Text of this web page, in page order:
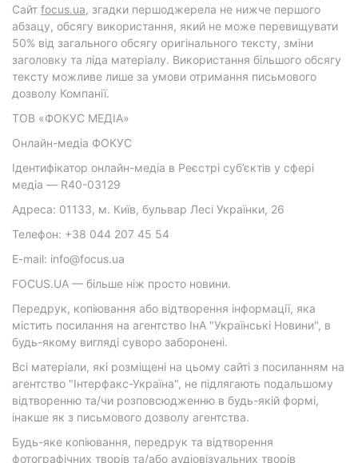
Cайт focus.ua, згадки першоджерела не нижче першого
абзацу, обсягу використання, який не може перевищувати
50% від загального обсягу оригінального тексту, зміни
заголовку та ліда матеріалу. Використання більшого обсягу
тексту можливе лише за умови отримання письмового
дозволу Компанії.
ТОВ «ФОКУС МЕДІА»
Онлайн-медіа ФОКУС
Ідентифікатор онлайн-медіа в Реєстрі суб’єктів у сфері
медіа — R40-03129
Адреса: 01133, м. Київ, бульвар Лесі Українки, 26
Телефон: +38 044 207 45 54
E-mail: info@focus.ua
FOCUS.UA — більше ніж просто новини.
Передрук, копіювання або відтворення інформації, яка
містить посилання на агентство ІнА "Українські Новини", в
будь-якому вигляді суворо заборонені.
Всі матеріали, які розміщені на цьому сайті з посиланням на
агентство "Інтерфакс-Україна", не підлягають подальшому
відтворенню та/чи розповсюдженню в будь-якій формі,
інакше як з письмового дозволу агентства.
Будь-яке копіювання, передрук та відтворення
фотографічних творів та/або аудіовізуальних творів